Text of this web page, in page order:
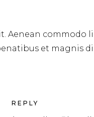
Aenean commodo
et magnis
REPLY